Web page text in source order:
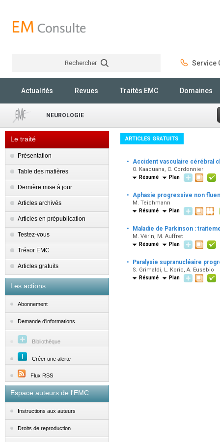
Rechercher Service
Actualités Revues Traités EMC Domaines
NEUROLOGIE
Le traité
Présentation
Table des matières
Dernière mise à jour
Articles archivés
Articles en prépublication
Testez-vous
Trésor EMC
Articles gratuits
Les actions
Abonnement
Demande d'informations
Bibliothèque
Créer une alerte
Flux RSS
Espace auteurs de l'EMC
Instructions aux auteurs
Droits de reproduction
ARTICLES GRATUITS
· Accident vasculaire cérébral
O. Kaaouana, C. Cordonnier
Résumé Plan
· Aphasie progressive non
M. Teichmann
Résumé Plan
· Maladie de Parkinson :
M. Vérin, M. Auffret
Résumé Plan
· Paralysie supranucléaire
S. Grimaldi, L. Koric, A. Eusebio
Résumé Plan